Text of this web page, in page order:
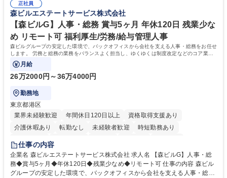
正社員
森ビルエステートサービス株式会社
【森ビルG】人事・総務 賞与5ヶ月 年休120日 残業少な
め リモート可 福利厚生/労務/給与管理人事
森ビルグループの安定した環境で、バックオフィスから会社を支える人事・総務をお任せ
します。 労務と総務の業務をバランスよく担当し、ゆくゆくは制度改定などのコア業務
にも挑戦できる、やりがいある環境です。
月給
26万2000円～36万4000円
勤務地
東京都港区
業界未経験歓迎
年間休日120日以上
資格取得支援あり
介護休暇あり
転勤なし 未経験者歓迎
時短勤務あり
経験者歓迎
完全週休2日制
交通費支給 長期歓迎 駅近5分以内 土日祝休み
仕事の内容
企業名 森ビルエステートサービス株式会社 求人名 【森ビルG】人事・総
務◆賞与5ヶ月◆年休120日◆残業少なめ◆リモート可 仕事の内容 森ビル
グループの安定した環境で、バックオフィスから会社を支える人事・総務